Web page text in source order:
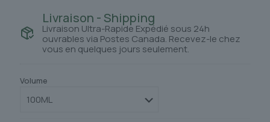
Livraison - Shipping
Livraison Ultra-Rapide Expédié sous 24h
ouvrables via Postes Canada. Recevez-le chez
vous en quelques jours seulement.
Volume